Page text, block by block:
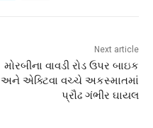
Next article
મોરબીના વાવડી રોડ ઉપર બાઇક
અને એક્ટિવા વચ્ચે અકસ્માતમાં
પ્રૌઢ ગંભીર ઘાયલ